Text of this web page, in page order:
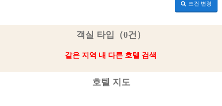
조건 변경
객실 타입（0건）
같은 지역 내 다른 호텔 검색
호텔 지도